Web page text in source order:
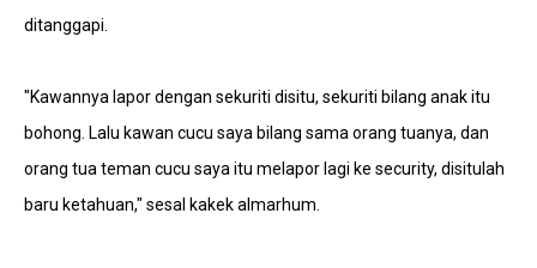
ditanggapi.
"Kawannya lapor dengan sekuriti disitu, sekuriti bilang anak itu
bohong. Lalu kawan cucu saya bilang sama orang tuanya, dan
orang tua teman cucu saya itu melapor lagi ke security, disitulah
baru ketahuan," sesal kakek almarhum.